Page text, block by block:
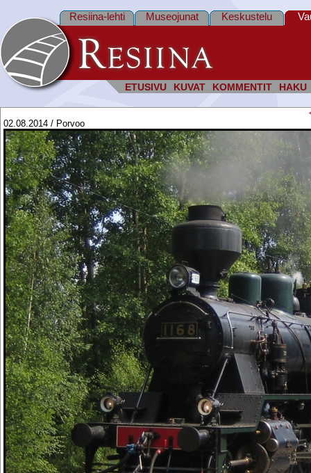
ETUSIVU KUVAT KOMMENTIT HAKU
Resiina-lehti Museojunat Keskustelu
02.08.2014 / Porvoo